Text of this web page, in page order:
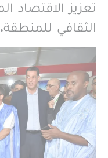
تعزيز الاقتصاد
الثقافي للمنطقة.